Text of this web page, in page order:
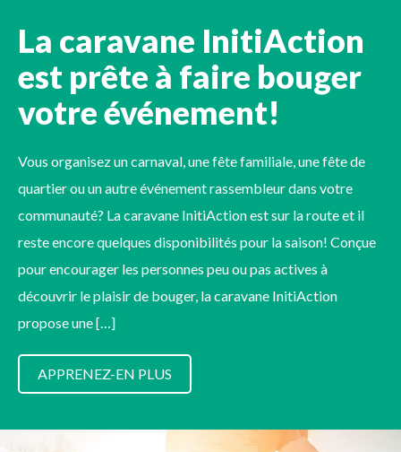
La caravane InitiAction
est prête à faire bouger
votre événement!
Vous organisez un carnaval, une fête familiale, une fête de
quartier ou un autre événement rassembleur dans votre
communauté? La caravane InitiAction est sur la route et il
reste encore quelques disponibilités pour la saison! Conçue
pour encourager les personnes peu ou pas actives à
découvrir le plaisir de bouger, la caravane InitiAction
propose une […]
APPRENEZ-EN PLUS